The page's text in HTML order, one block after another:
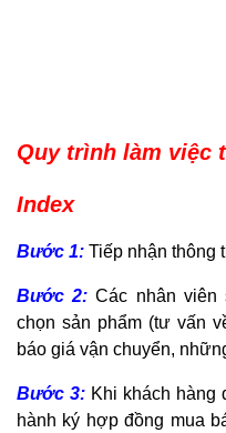
Quy trình làm việc
Index
Bước 1: Tiếp nhận thông
Bước 2: Các nhân viên
chọn sản phẩm (tư vấn
báo giá vận chuyển,
Bước 3:Khi khách hàng
hành ký hợp đồng mua